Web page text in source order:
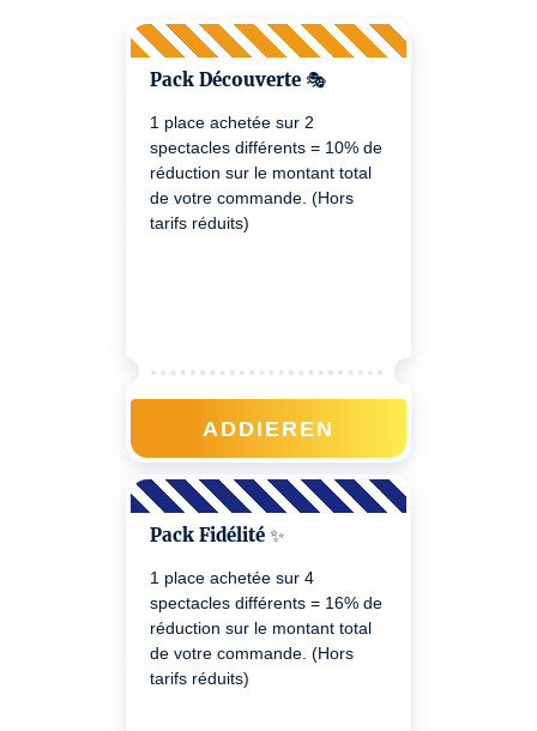
Pack Découverte 🎭
1 place achetée sur 2
spectacles différents = 10% de
réduction sur le montant total
de votre commande. (Hors
tarifs réduits)
ADDIEREN
Pack Fidélité ✨
1 place achetée sur 4
spectacles différents = 16% de
réduction sur le montant total
de votre commande. (Hors
tarifs réduits)